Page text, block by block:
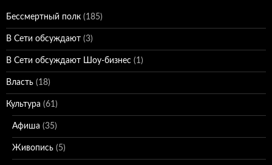
Бессмертный полк (185)
В Сети обсуждают (3)
В Сети обсуждают Шоу-бизнес (1)
Власть (18)
Культура (61)
Афиша (35)
Живопись (5)